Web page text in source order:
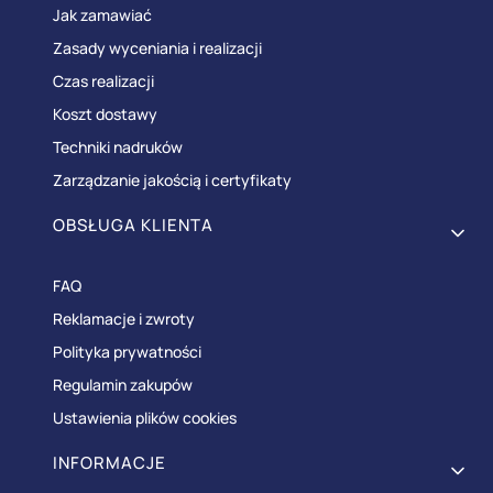
Jak zamawiać
Zasady wyceniania i realizacji
Czas realizacji
Koszt dostawy
Techniki nadruków
Zarządzanie jakością i certyfikaty
OBSŁUGA KLIENTA
FAQ
Reklamacje i zwroty
Polityka prywatności
Regulamin zakupów
Ustawienia plików cookies
INFORMACJE